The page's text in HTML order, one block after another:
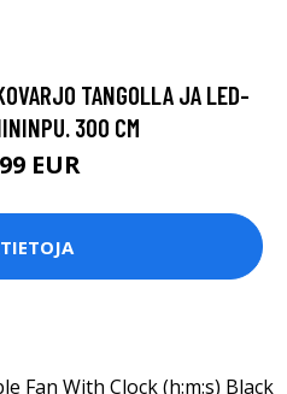
TANGOLLA JA LED-
300 CM
EUR